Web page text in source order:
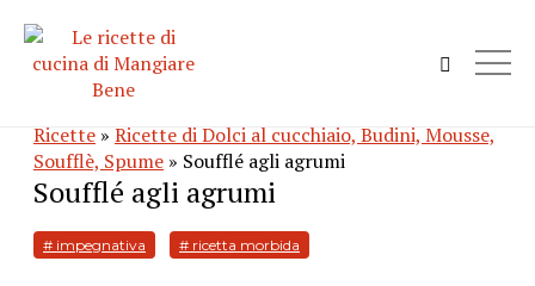
Ricette » Ricette di Dolci al cucchiaio, Budini, Mousse,
Soufflè, Spume » Soufflé agli agrumi
Soufflé agli agrumi
# impegnativa # ricetta morbida